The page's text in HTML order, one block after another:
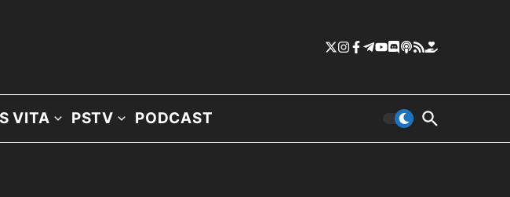
VITA PSTV PODCAST